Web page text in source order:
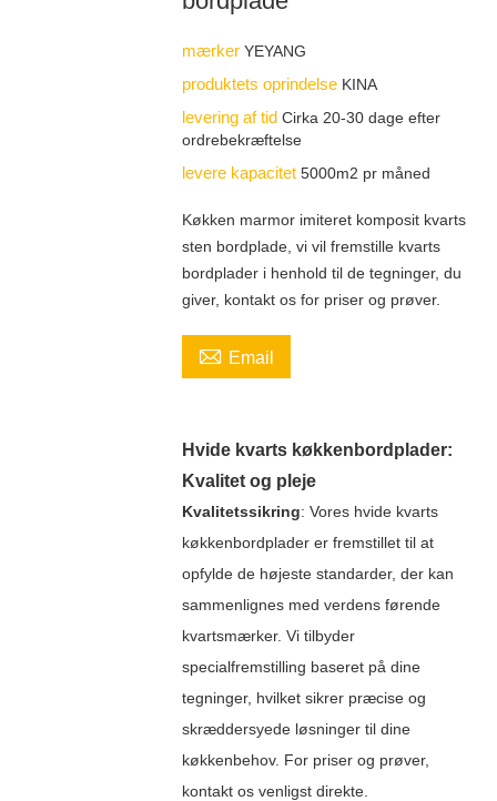
mærker YEYANG
produktets oprindelse KINA
levering af tid Cirka 20-30 dage efter
ordrebekræftelse
levere kapacitet 5000m2 pr måned
Køkken marmor imiteret komposit kvarts
sten bordplade, vi vil fremstille kvarts
bordplader i henhold til de tegninger, du
giver, kontakt os for priser og prøver.
 Email
Hvide kvarts køkkenbordplader:
Kvalitet og pleje
Kvalitetssikring: Vores hvide kvarts
køkkenbordplader er fremstillet til at
opfylde de højeste standarder, der kan
sammenlignes med verdens førende
kvartsmærker. Vi tilbyder
specialfremstilling baseret på dine
tegninger, hvilket sikrer præcise og
skræddersyede løsninger til dine
køkkenbehov. For priser og prøver,
kontakt os venligst direkte.